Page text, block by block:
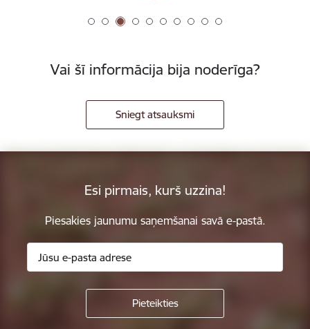
Vai šī informācija bija noderīga?
Sniegt atsauksmi
Esi pirmais, kurš uzzina!
Piesakies jaunumu saņemšanai savā e-pastā.